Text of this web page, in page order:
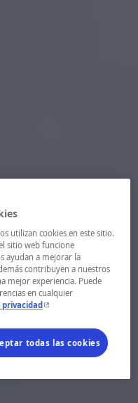
utilizan cookies en este sitio.
sitio web funcione
ayudan a mejorar la
contribuyen a nuestros
mejor experiencia. Puede
en cualquier
- Este hipervínculo se
todas las cookies